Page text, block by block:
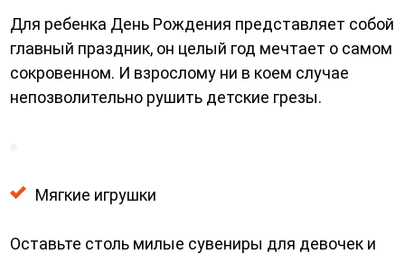
Для ребенка День Рождения представляет собой
главный праздник, он целый год мечтает о самом
сокровенном. И взрослому ни в коем случае
непозволительно рушить детские грезы.
Мягкие игрушки
Оставьте столь милые сувениры для девочек и